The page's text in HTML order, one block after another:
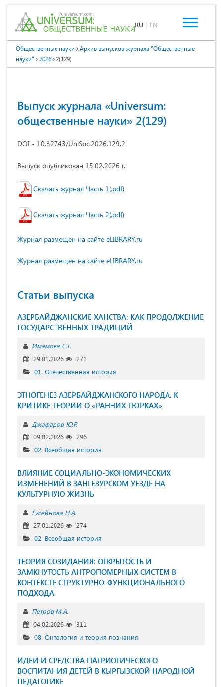
RU | EN
Общественные науки
Архив выпусков журнала "Общественные
науки"
2026 2(129)
Выпуск журнала «Universum:
общественные науки» 2(129)
DOI - 10.32743/UniSoc.2026.129.2
Выпуск опубликован 15.02.2026 г.
Скачать журнал Часть 1(.pdf)
Скачать журнал Часть 2(.pdf)
Журнал размещен на сайте eLIBRARY.ru
Журнал размещен на сайте eLIBRARY.ru
Статьи выпуска
АЗЕРБАЙДЖАНСКИЕ ХАНСТВА: КАК ПРОДОЛЖЕНИЕ
ГОСУДАРСТВЕННЫХ ТРАДИЦИЙ
Имамова С.Г.
29.01.2026
271
01. Отечественная история
ЭТНОГЕНЕЗ АЗЕРБАЙДЖАНСКОГО НАРОДА. К
КРИТИКЕ ТЕОРИИ О «РАННИХ ТЮРКАХ»
Джафаров Ю.Р.
09.02.2026
296
02. Всеобщая история
ВЛИЯНИЕ СОЦИАЛЬНО-ЭКОНОМИЧЕСКИХ
ИЗМЕНЕНИЙ В ЗАНГЕЗУРСКОМ УЕЗДЕ НА
КУЛЬТУРНУЮ ЖИЗНЬ
Гусейнова Н.А.
27.01.2026
274
02. Всеобщая история
ТЕОРИЯ СОЗИДАНИЯ: ОТКРЫТОСТЬ И
ЗАМКНУТОСТЬ АНТРОПОМЕРНЫХ СИСТЕМ В
КОНТЕКСТЕ СТРУКТУРНО-ФУНКЦИОНАЛЬНОГО
ПОДХОДА
Петров М.А.
04.02.2026
311
08. Онтология и теория познания
ИДЕИ И СРЕДСТВА ПАТРИОТИЧЕСКОГО
ВОСПИТАНИЯ ДЕТЕЙ В КЫРГЫЗСКОЙ НАРОДНОЙ
ПЕДАГОГИКЕ